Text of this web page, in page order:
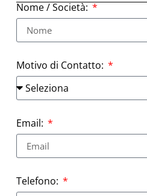
Nome / Società:
Motivo di Contatto:
Email:
Telefono: